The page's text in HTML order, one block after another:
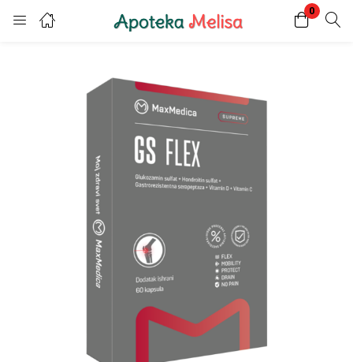
0
Login Register
Enter your username and password to login.
Remember me